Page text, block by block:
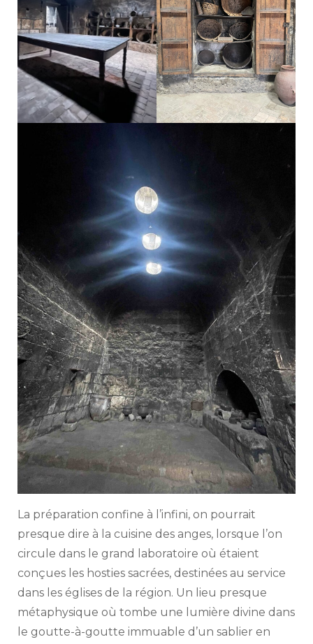
La préparation confine à l’infini, on pourrait
presque dire à la cuisine des anges, lorsque l’on
circule dans le grand laboratoire où étaient
conçues les hosties sacrées, destinées au service
dans les églises de la région. Un lieu presque
métaphysique où tombe une lumière divine dans
le goutte-à-goutte immuable d’un sablier en